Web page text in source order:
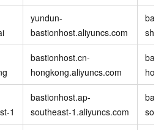
yundun-
bastionhost.aliyuncs.com
bastionhost.cn-
hongkong.aliyuncs.com
1
bastionhost.ap-
southeast-1.aliyuncs.com